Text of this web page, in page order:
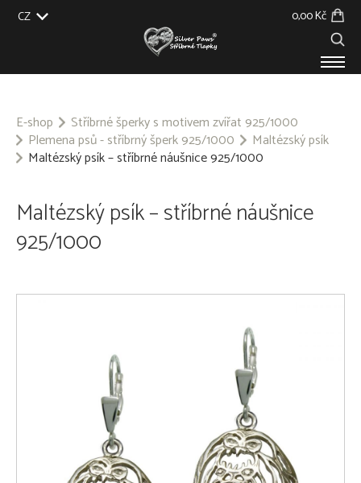
CZ
0,00 Kč
GALERIE
E-shop
Stříbrné šperky s motivem zvířat 925/1000
Plemena psů - stříbrný šperk 925/1000
Maltézský psík
Maltézský psík – stříbrné náušnice 925/1000
Maltézský psík – stříbrné náušnice
925/1000